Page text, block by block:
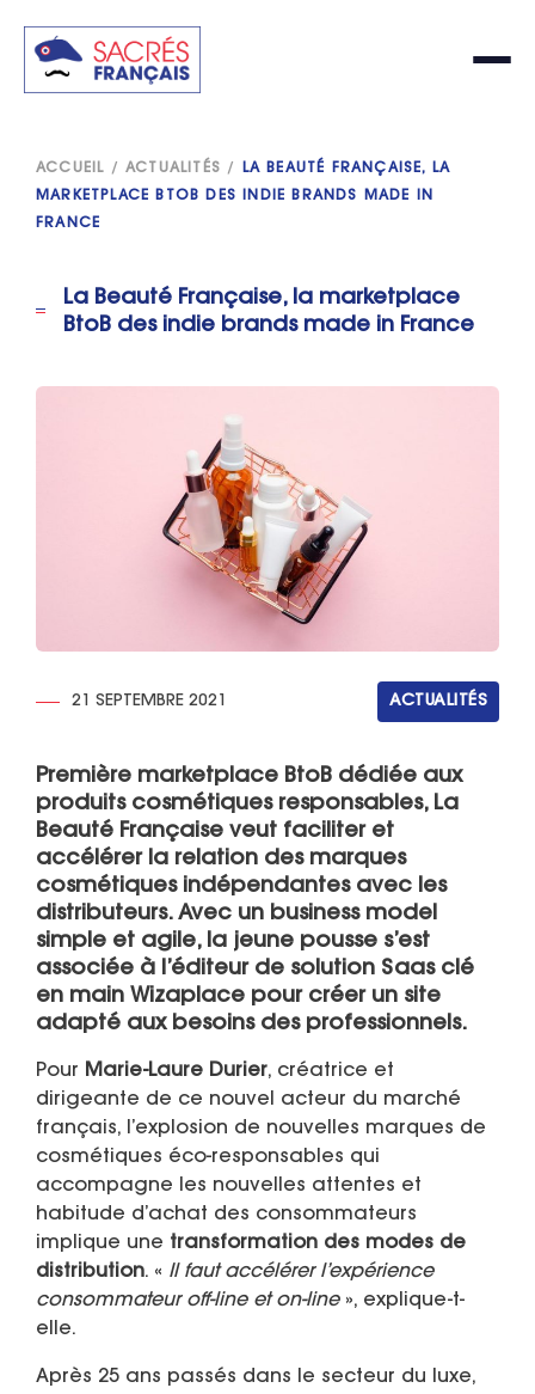
ACCUEIL /ACTUALITÉS / LA BEAUTÉ FRANÇAISE, LA
MARKETPLACE BTOB DES INDIE BRANDS MADE IN
FRANCE
La Beauté Française, la marketplace
BtoB des indie brands made in France
21 SEPTEMBRE 2021 ACTUALITÉS
Première marketplace BtoB dédiée aux
produits cosmétiques responsables, La
Beauté Française veut faciliter et
accélérer la relation des marques
cosmétiques indépendantes avec les
distributeurs. Avec un business model
simple et agile, la jeune pousse s’est
associée à l’éditeur de solution Saas clé
en main Wizaplace pour créer un site
adapté aux besoins des professionnels.
Pour Marie-Laure Durier, créatrice et
dirigeante de ce nouvel acteur du marché
français, l’explosion de nouvelles marques de
cosmétiques éco-responsables qui
accompagne les nouvelles attentes et
habitude d’achat des consommateurs
implique une transformation des modes de
distribution. « Il faut accélérer l’expérience
consommateur off-line et on-line», explique-t-
elle.
Après 25 ans passés dans le secteur du luxe,